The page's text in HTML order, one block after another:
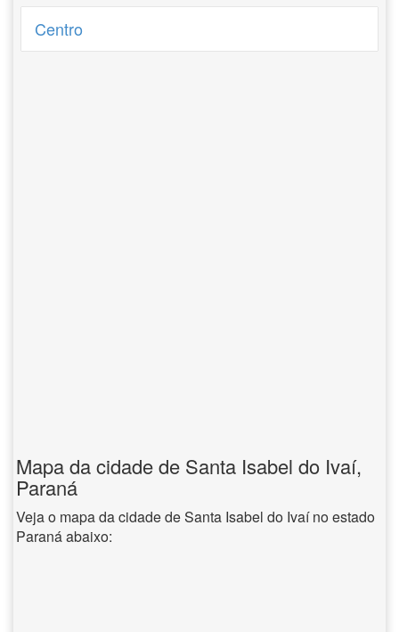
Centro
Mapa da cidade de Santa Isabel do Ivaí,
Paraná
Veja o mapa da cidade de Santa Isabel do Ivaí no estado
Paraná abaixo: